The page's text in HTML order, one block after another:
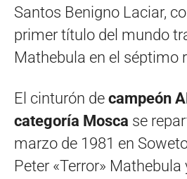
Santos Benigno Laciar,
primer título del mundo
Mathebula en el séptimo
El cinturón de campeón
categoría Mosca se
marzo de 1981 en
Peter «Terror» Mathebula